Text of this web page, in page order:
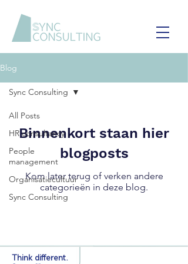
Blog
All Posts
HR consultancy
People
management
Organisatiecultuur
Sync Consulting
Sync Consulting
Binnenkort staan hier
blogposts
Kom later terug of verken andere
categorieën in deze blog.
Think different.